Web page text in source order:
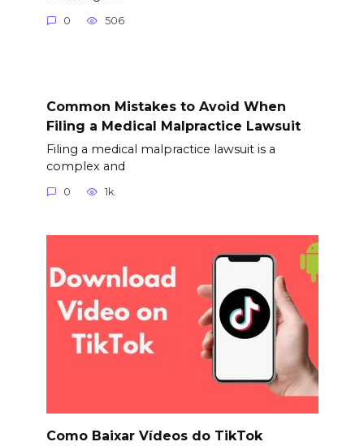
0 506
Common Mistakes to Avoid When
Filing a Medical Malpractice Lawsuit
Filing a medical malpractice lawsuit is a
complex and
0 1k.
Como Baixar Vídeos do TikTok